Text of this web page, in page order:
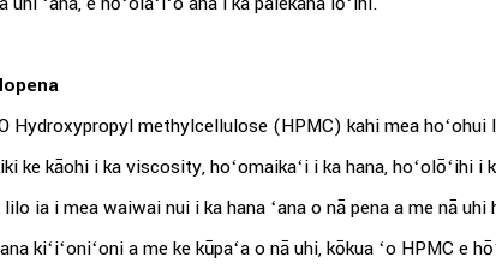
Hydroxypropyl methylcellulose (HPMC) kahi mea hoʻohui
ke kāohi i ka viscosity, hoʻomaikaʻi i ka hana, hoʻolōʻihi i
lilo ia i mea waiwai nui i ka hana ʻana o nā pena a me nā uhi
kiʻiʻoniʻoni a me ke kūpaʻa o nā uhi, kōkua ʻo HPMC e